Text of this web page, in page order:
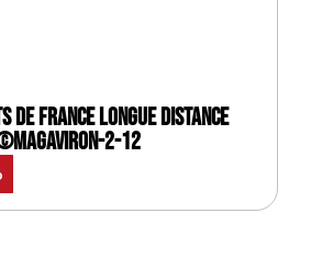
de France longue distance
2-12